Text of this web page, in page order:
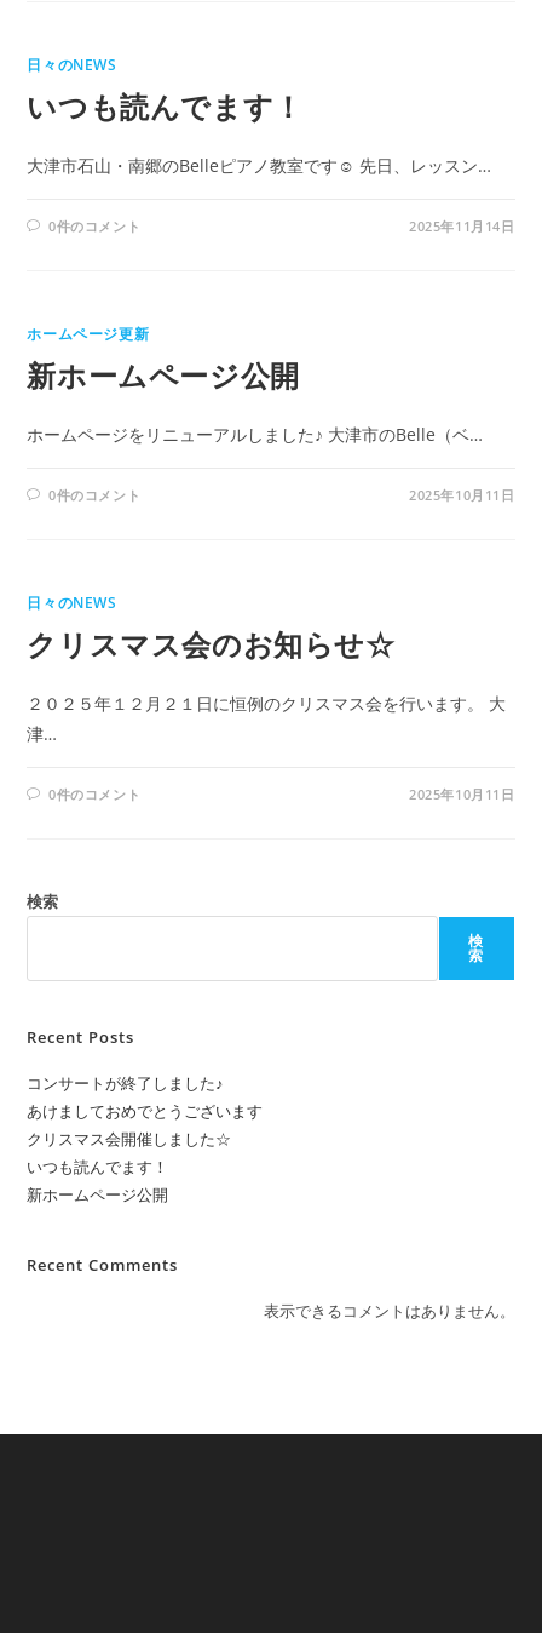
日々のNEWS
いつも読んでます！
大津市石山・南郷のBelleピアノ教室です☺ 先日、レッスン…
0件のコメント 2025年11月14日
ホームページ更新
新ホームページ公開
ホームページをリニューアルしました♪ 大津市のBelle（ベ…
0件のコメント 2025年10月11日
日々のNEWS
クリスマス会のお知らせ☆
２０２５年１２月２１日に恒例のクリスマス会を行います。 大
津…
0件のコメント 2025年10月11日
検索
検
索
Recent Posts
コンサートが終了しました♪
あけましておめでとうございます
クリスマス会開催しました☆
いつも読んでます！
新ホームページ公開
Recent Comments
表示できるコメントはありません。